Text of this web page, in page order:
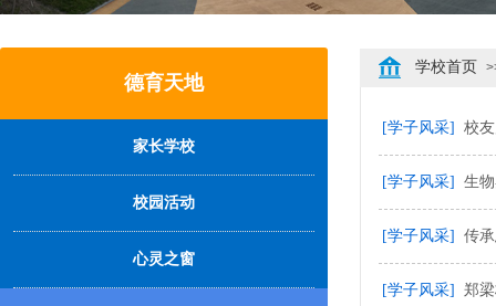
德育天地
[学子风采] 校
[学子风采] 生
[学子风采] 传
[学子风采] 郑
学校首页
家长学校
校园活动
心灵之窗